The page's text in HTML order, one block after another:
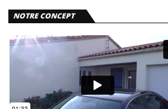
NOTRE CONCEPT